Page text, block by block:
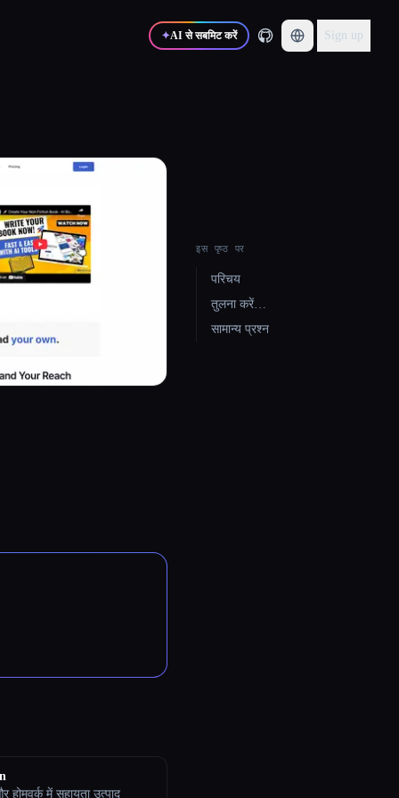
✦AI से सबमिट करें Sign up
में सहायता उत्पाद
इस पृष्ठ पर
परिचय
तुलना करें…
सामान्य प्रश्न